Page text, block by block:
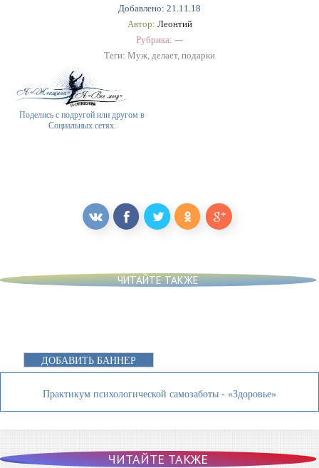
Добавлено: 21.11.18
Автор: Леонтий
Рубрика: ---
Теги: Муж, делает, подарки
Поделись с подругой или другом в
Социальных сетях.
ЧИТАЙТЕ ТАКЖЕ
ДОБАВИТЬ БАННЕР
Практикум психологической самозаботы - «Здоровье»
ЧИТАЙТЕ ТАКЖЕ